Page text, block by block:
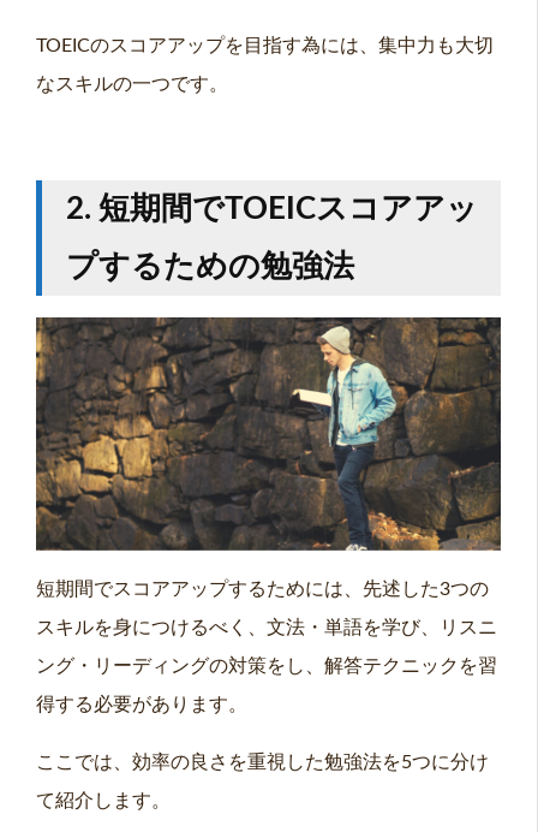
TOEICのスコアアップを目指す為には、集中力も大切
なスキルの一つです。
2. 短期間でTOEICスコアアッ
プするための勉強法
短期間でスコアアップするためには、先述した3つの
スキルを身につけるべく、文法・単語を学び、リスニ
ング・リーディングの対策をし、解答テクニックを習
得する必要があります。
ここでは、効率の良さを重視した勉強法を5つに分け
て紹介します。